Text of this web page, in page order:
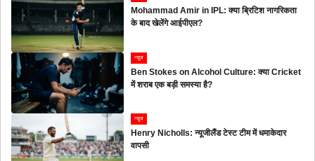
Mohammad Amir in IPL: क्या ब्रिटिश नागरिकता
के बाद खेलेंगे आईपीएल?
न्यूज
Ben Stokes on Alcohol Culture: क्या Cricket
में शराब एक बड़ी समस्या है?
न्यूज
Henry Nicholls: न्यूजीलैंड टेस्ट टीम में धमाकेदार
वापसी